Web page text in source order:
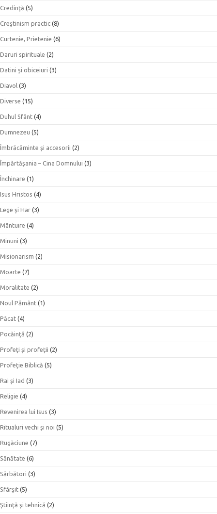
Credinţă (5)
Creştinism practic (8)
Curtenie, Prietenie (6)
Daruri spirituale (2)
Datini şi obiceiuri (3)
Diavol (3)
Diverse (15)
Duhul Sfânt (4)
Dumnezeu (5)
Îmbrăcăminte şi accesorii (2)
Împărtăşania – Cina Domnului (3)
Închinare (1)
Isus Hristos (4)
Lege şi Har (3)
Mântuire (4)
Minuni (3)
Misionarism (2)
Moarte (7)
Moralitate (2)
Noul Pământ (1)
Păcat (4)
Pocăinţă (2)
Profeţi şi profeţii (2)
Profeţie Biblică (5)
Rai şi Iad (3)
Religie (4)
Revenirea lui Isus (3)
Ritualuri vechi şi noi (5)
Rugăciune (7)
Sănătate (6)
Sărbători (3)
Sfârşit (5)
Ştiinţă şi tehnică (2)